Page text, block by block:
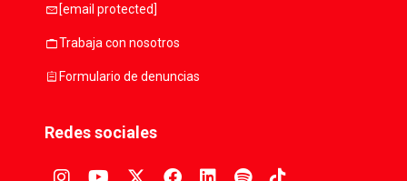
mail [email protected]
workTrabaja con nosotros
assignmentFormulario de denuncias
Redes sociales